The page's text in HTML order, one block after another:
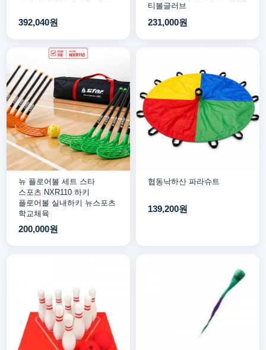
392,040원
티볼글러브
231,000원
뉴 플로어볼 세트 스타
스포츠 NXR110 하키
플로어볼 실내하키 뉴스포츠
학교체육
200,000원
협동낙하산 파라슈트
139,200원